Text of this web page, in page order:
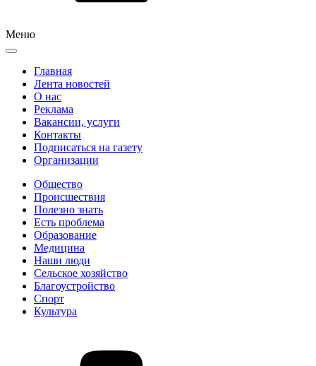
Меню
Главная
Лента новостей
О нас
Реклама
Вакансии, услуги
Контакты
Подписаться на газету
Организации
Общество
Происшествия
Полезно знать
Есть проблема
Образование
Медицина
Наши люди
Сельское хозяйство
Благоустройство
Спорт
Культура